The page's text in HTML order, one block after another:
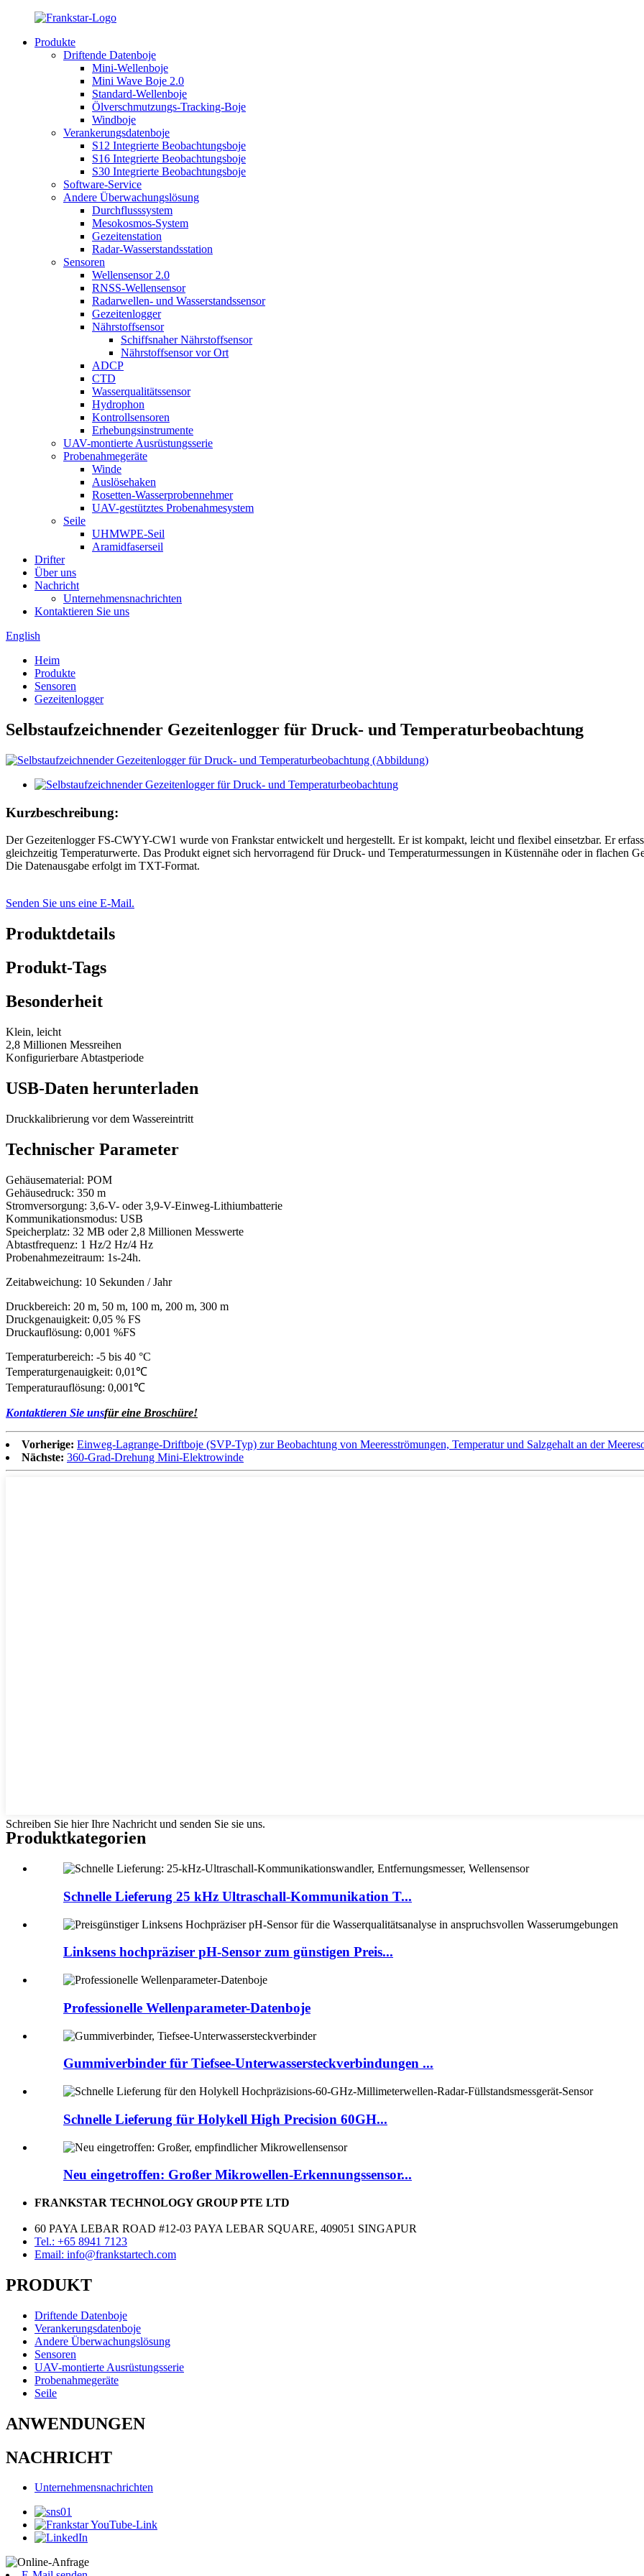
Produkte
Driftende Datenboje
Mini-Wellenboje
Mini Wave Boje 2.0
Standard-Wellenboje
Ölverschmutzungs-Tracking-Boje
Windboje
Verankerungsdatenboje
S12 Integrierte Beobachtungsboje
S16 Integrierte Beobachtungsboje
S30 Integrierte Beobachtungsboje
Software-Service
Andere Überwachungslösung
Durchflusssystem
Mesokosmos-System
Gezeitenstation
Radar-Wasserstandsstation
Sensoren
Wellensensor 2.0
RNSS-Wellensensor
Radarwellen- und Wasserstandssensor
Gezeitenlogger
Nährstoffsensor
Schiffsnaher Nährstoffsensor
Nährstoffsensor vor Ort
ADCP
CTD
Wasserqualitätssensor
Hydrophon
Kontrollsensoren
Erhebungsinstrumente
UAV-montierte Ausrüstungsserie
Probenahmegeräte
Winde
Auslösehaken
Rosetten-Wasserprobennehmer
UAV-gestütztes Probenahmesystem
Seile
UHMWPE-Seil
Aramidfaserseil
Drifter
Über uns
Nachricht
Unternehmensnachrichten
Kontaktieren Sie uns
English
Heim
Produkte
Sensoren
Gezeitenlogger
Selbstaufzeichnender Gezeitenlogger für Druck- und Temperaturbeobachtung
Kurzbeschreibung:
Der Gezeitenlogger FS-CWYY-CW1 wurde von Frankstar entwickelt und hergestellt. Er ist kompakt, leicht und flexibel einsetzbar. Er
gleichzeitig Temperaturwerte. Das Produkt eignet sich hervorragend für Druck- und Temperaturmessungen in Küstennähe oder in flachen
Die Datenausgabe erfolgt im TXT-Format.
Senden Sie uns eine E-Mail.
Produktdetails
Produkt-Tags
Besonderheit
Klein, leicht
2,8 Millionen Messreihen
Konfigurierbare Abtastperiode
USB-Daten herunterladen
Druckkalibrierung vor dem Wassereintritt
Technischer Parameter
Gehäusematerial: POM
Gehäusedruck: 350 m
Stromversorgung: 3,6-V- oder 3,9-V-Einweg-Lithiumbatterie
Kommunikationsmodus: USB
Speicherplatz: 32 MB oder 2,8 Millionen Messwerte
Abtastfrequenz: 1 Hz/2 Hz/4 Hz
Probenahmezeitraum: 1s-24h.
Zeitabweichung: 10 Sekunden / Jahr
Druckbereich: 20 m, 50 m, 100 m, 200 m, 300 m
Druckgenauigkeit: 0,05 % FS
Druckauflösung: 0,001 %FS
Temperaturbereich: -5 bis 40 °C
Temperaturgenauigkeit: 0,01℃
Temperaturauflösung: 0,001℃
Kontaktieren Sie unsfür eine Broschüre!
Vorherige: Einweg-Lagrange-Driftboje (SVP-Typ) zur Beobachtung von Meeresströmungen, Temperatur und Salzgehalt an der
Nächste: 360-Grad-Drehung Mini-Elektrowinde
Schreiben Sie hier Ihre Nachricht und senden Sie sie uns.
Produktkategorien
Schnelle Lieferung 25 kHz Ultraschall-Kommunikation T...
Linksens hochpräziser pH-Sensor zum günstigen Preis...
Professionelle Wellenparameter-Datenboje
Gummiverbinder für Tiefsee-Unterwassersteckverbindungen ...
Schnelle Lieferung für Holykell High Precision 60GH...
Neu eingetroffen: Großer Mikrowellen-Erkennungssensor...
FRANKSTAR TECHNOLOGY GROUP PTE LTD
60 PAYA LEBAR ROAD #12-03 PAYA LEBAR SQUARE, 409051 SINGAPUR
Tel.: +65 8941 7123
Email: info@frankstartech.com
PRODUKT
Driftende Datenboje
Verankerungsdatenboje
Andere Überwachungslösung
Sensoren
UAV-montierte Ausrüstungsserie
Probenahmegeräte
Seile
ANWENDUNGEN
NACHRICHT
Unternehmensnachrichten